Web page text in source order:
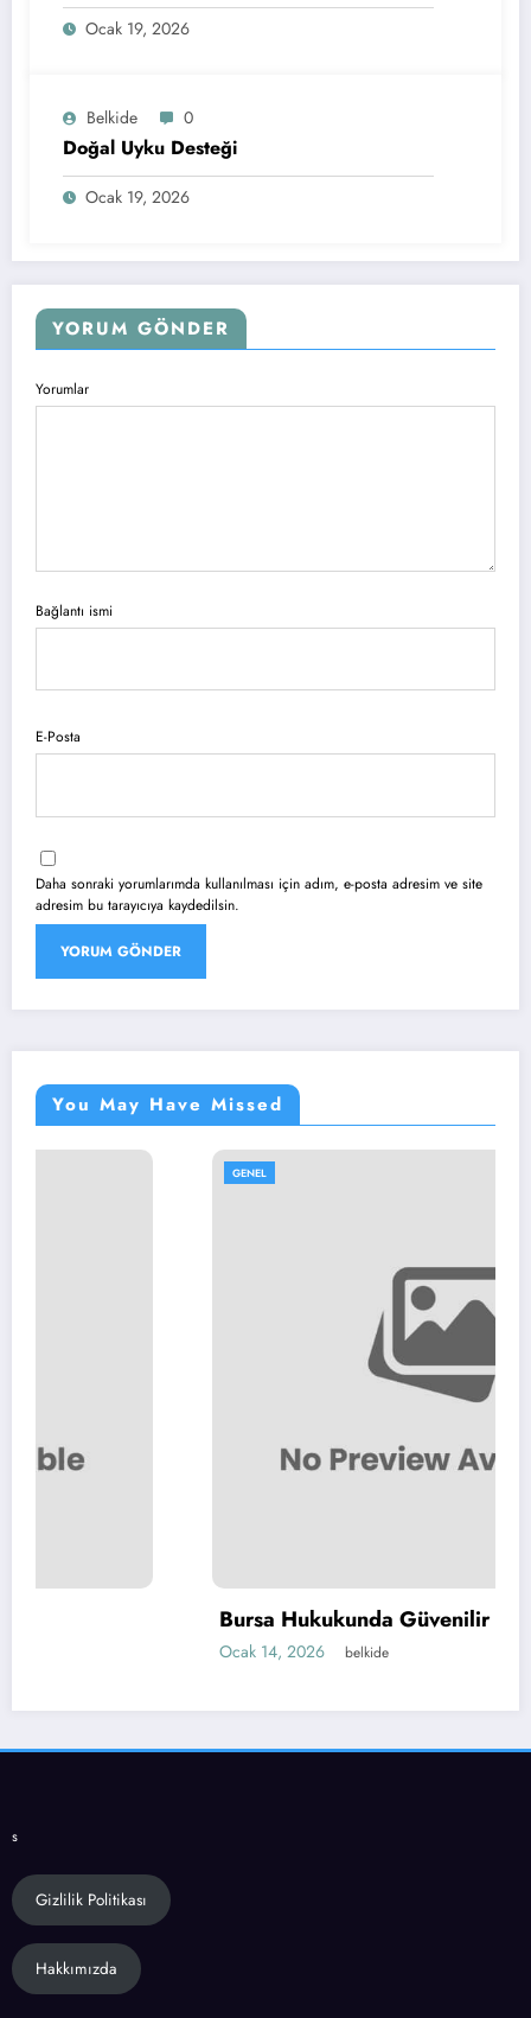
Ocak 19, 2026
Belkide 0
Doğal Uyku Desteği
Ocak 19, 2026
YORUM GÖNDER
Yorumlar
Bağlantı ismi
E-Posta
Daha sonraki yorumlarımda kullanılması için adım, e-posta adresim ve site
adresim bu tarayıcıya kaydedilsin.
You May Have Missed
Bursa Hukukunda Güvenilir Çözümler
Ocak 14, 2026 belkide
s
Gizlilik Politikası
Hakkımızda